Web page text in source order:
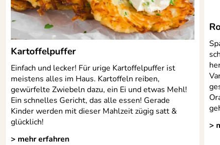
Kartoffelpuffer
Einfach und lecker! Für urige Kartoffelpuffer ist
meistens alles im Haus. Kartoffeln reiben,
gewürfelte Zwiebeln dazu, ein Ei und etwas Mehl!
Ein schnelles Gericht, das alle essen! Gerade
Kinder werden mit dieser Mahlzeit zügig satt &
glücklich!
> mehr erfahren
>